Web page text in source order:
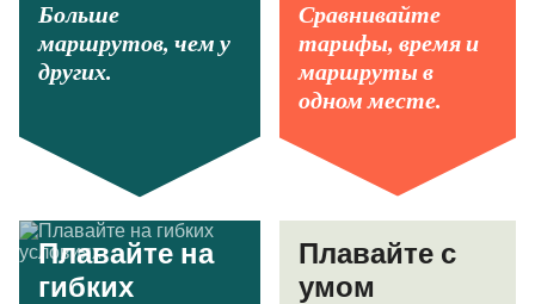
Больше
маршрутов, чем у
других.
Сравнивайте
тарифы, время и
маршруты в
одном месте.
Плавайте на
гибких
Плавайте с
умом